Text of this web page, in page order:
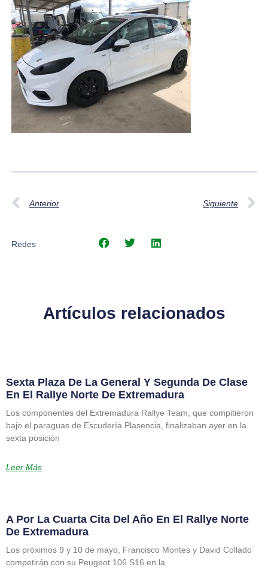
Anterior Siguiente
Redes
Artículos relacionados
Sexta Plaza De La General Y Segunda De Clase
En El Rallye Norte De Extremadura
Los componentes del Extremadura Rallye Team, que compitieron
bajo el paraguas de Escudería Plasencia, finalizaban ayer en la
sexta posición
Leer Más
A Por La Cuarta Cita Del Año En El Rallye Norte
De Extremadura
Los próximos 9 y 10 de mayo, Francisco Montes y David Collado
competirán con su Peugeot 106 S16 en la